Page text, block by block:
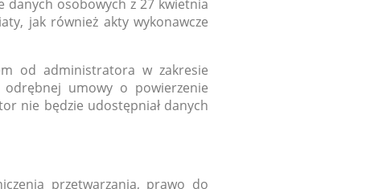
osobowych z 27 kwietnia
jak również akty wykonawcze
od administratora w zakresie
umowy o powierzenie
nie będzie udostępniał danych
przetwarzania, prawo do